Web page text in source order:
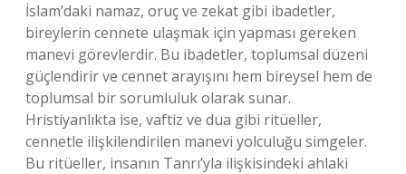
İslam’daki namaz, oruç ve zekat gibi ibadetler,
bireylerin cennete ulaşmak için yapması gereken
manevi görevlerdir. Bu ibadetler, toplumsal düzeni
güçlendirir ve cennet arayışını hem bireysel hem de
toplumsal bir sorumluluk olarak sunar.
Hristiyanlıkta ise, vaftiz ve dua gibi ritüeller,
cennetle ilişkilendirilen manevi yolculuğu simgeler.
Bu ritüeller, insanın Tanrı’yla ilişkisindeki ahlaki